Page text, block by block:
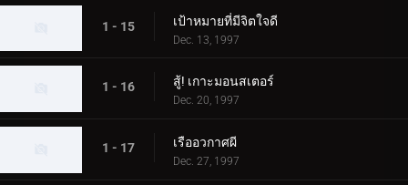
1 - 15 เป้าหมายที่มีจิตใจดี
Dec. 13, 1997
1 - 16 สู้! เกาะมอนสเตอร์
Dec. 20, 1997
1 - 17 เรืออวกาศผี
Dec. 27, 1997